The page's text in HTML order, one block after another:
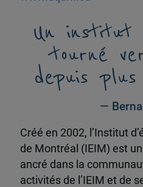
Un institut
tourné
depuis
—
Créé en 2002, l’Institut
de Montréal (IEIM) est
ancré dans la
activités de l’IEIM et de